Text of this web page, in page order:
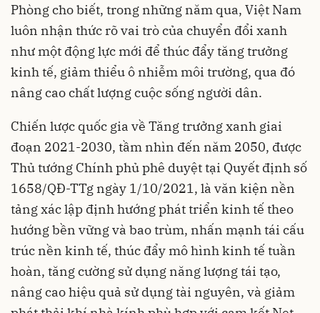
Phòng cho biết, trong những năm qua, Việt Nam
luôn nhận thức rõ vai trò của chuyển đổi xanh
như một động lực mới để thúc đẩy tăng trưởng
kinh tế, giảm thiểu ô nhiễm môi trường, qua đó
nâng cao chất lượng cuộc sống người dân.
Chiến lược quốc gia về Tăng trưởng xanh giai
đoạn 2021-2030, tầm nhìn đến năm 2050, được
Thủ tướng Chính phủ phê duyệt tại Quyết định số
1658/QĐ-TTg ngày 1/10/2021, là văn kiện nền
tảng xác lập định hướng phát triển kinh tế theo
hướng bền vững và bao trùm, nhấn mạnh tái cấu
trúc nền kinh tế, thúc đẩy mô hình kinh tế tuần
hoàn, tăng cường sử dụng năng lượng tái tạo,
nâng cao hiệu quả sử dụng tài nguyên, và giảm